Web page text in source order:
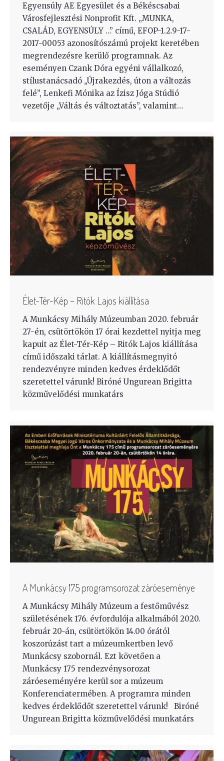
Egyensúly AE Egyesület és a Békéscsabai
Városfejlesztési Nonprofit Kft. „MUNKA,
CSALÁD, EGYENSÚLY …” című, EFOP-1.2.9-17-
2017-00053 azonosítószámú projekt keretében
megrendezésre kerülő programnak. Az
eseményen Czank Dóra egyéni vállalkozó,
stílustanácsadó „Újrakezdés, úton a változás
felé”, Lenkefi Mónika az Ízisz Jóga Stúdió
vezetője „Váltás és változtatás”, valamint…
Élet-Tér-Kép – Ritók Lajos kiállítása
A Munkácsy Mihály Múzeumban 2020. február
27-én, csütörtökön 17 órai kezdettel nyitja meg
kapuit az Élet-Tér-Kép – Ritók Lajos kiállítása
című időszaki tárlat. A kiállításmegnyitó
rendezvényre minden kedves érdeklődőt
szeretettel várunk! Biróné Ungurean Brigitta
közművelődési munkatárs
A Munkácsy 175 programsorozat záróeseménye
A Munkácsy Mihály Múzeum a festőművész
születésének 176. évfordulója alkalmából 2020.
február 20-án, csütörtökön 14.00 órától
koszorúzást tart a múzeumkertben levő
Munkácsy szobornál. Ezt követően a
Munkácsy 175 rendezvénysorozat
záróeseményére kerül sor a múzeum
Konferenciatermében. A programra minden
kedves érdeklődőt szeretettel várunk! Biróné
Ungurean Brigitta közművelődési munkatárs